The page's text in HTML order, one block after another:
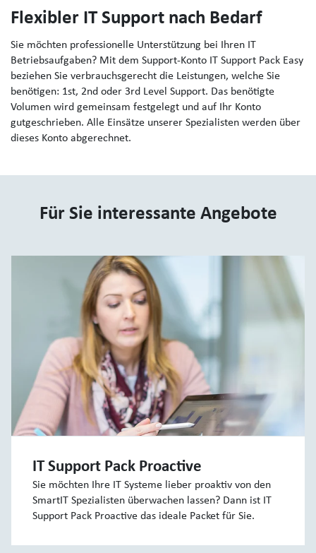
Flexibler IT Support nach Bedarf
Sie möchten professionelle Unterstützung bei Ihren IT
Betriebsaufgaben? Mit dem Support-Konto IT Support Pack Easy
beziehen Sie verbrauchsgerecht die Leistungen, welche Sie
benötigen: 1st, 2nd oder 3rd Level Support. Das benötigte
Volumen wird gemeinsam festgelegt und auf Ihr Konto
gutgeschrieben. Alle Einsätze unserer Spezialisten werden über
dieses Konto abgerechnet.
Für Sie interessante Angebote
IT Support Pack Proactive
Sie möchten Ihre IT Systeme lieber proaktiv von den
SmartIT Spezialisten überwachen lassen? Dann ist IT
Support Pack Proactive das ideale Packet für Sie.